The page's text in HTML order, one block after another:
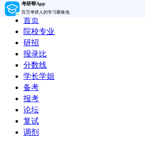
考研帮App
百万考研人的学习聚集地
首页
院校专业
研招
报录比
分数线
学长学姐
备考
报考
论坛
复试
调剂